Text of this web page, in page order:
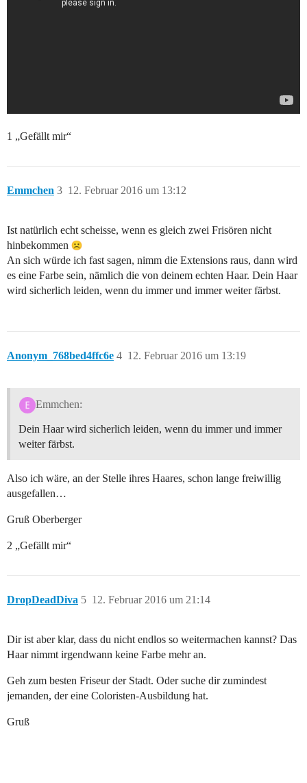
1 „Gefällt mir“
Emmchen 12. Februar 2016 um 13:12
3
Ist natürlich echt scheisse, wenn es gleich zwei Frisören nicht
hinbekommen
An sich würde ich fast sagen, nimm die Extensions raus, dann wird
es eine Farbe sein, nämlich die von deinem echten Haar. Dein Haar
wird sicherlich leiden, wenn du immer und immer weiter färbst.
Anonym_768bed4ffc6e 12. Februar 2016 um 13:19
4
Emmchen:
Dein Haar wird sicherlich leiden, wenn du immer und immer
weiter färbst.
Also ich wäre, an der Stelle ihres Haares, schon lange freiwillig
ausgefallen…
Gruß Oberberger
2 „Gefällt mir“
DropDeadDiva 12. Februar 2016 um 21:14
5
Dir ist aber klar, dass du nicht endlos so weitermachen kannst? Das
Haar nimmt irgendwann keine Farbe mehr an.
Geh zum besten Friseur der Stadt. Oder suche dir zumindest
jemanden, der eine Coloristen-Ausbildung hat.
Gruß